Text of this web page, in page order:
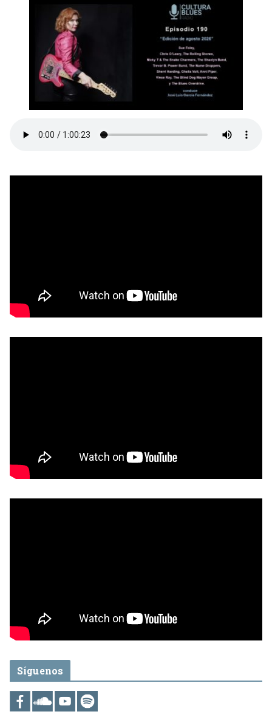
Síguenos